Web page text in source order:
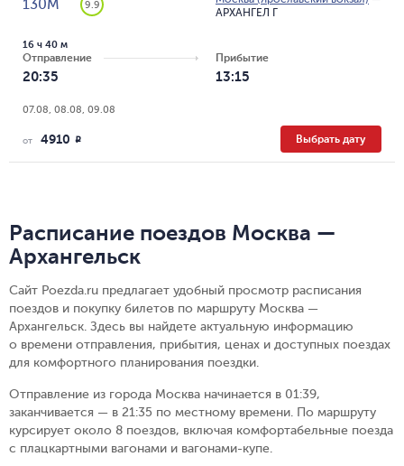
130М 9.9
АРХАНГЕЛ Г
Отправление
20:35
16 ч 40 м
Прибытие
13:15
07.08, 08.08, 09.08
от 4910 R Выбрать дату
Расписание поездов Москва —
Архангельск
Сайт Poezda.ru предлагает удобный просмотр расписания
поездов и покупку билетов по маршруту Москва —
Архангельск. Здесь вы найдете актуальную информацию
о времени отправления, прибытия, ценах и доступных поездах
для комфортного планирования поездки.
Отправление из города Москва начинается в 01:39,
заканчивается — в 21:35 по местному времени. По маршруту
курсирует около 8 поездов, включая комфортабельные поезда
с плацкартными вагонами и вагонами-купе.